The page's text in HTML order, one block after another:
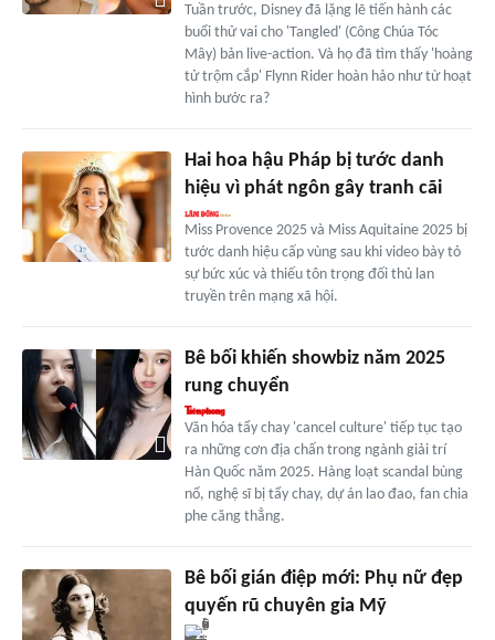
Tuần trước, Disney đã lặng lẽ tiến hành các
buổi thử vai cho 'Tangled' (Công Chúa Tóc
Mây) bản live-action. Và họ đã tìm thấy 'hoàng
tử trộm cắp' Flynn Rider hoàn hảo như từ hoạt
hình bước ra?
Hai hoa hậu Pháp bị tước danh
hiệu vì phát ngôn gây tranh cãi
Miss Provence 2025 và Miss Aquitaine 2025 bị
tước danh hiệu cấp vùng sau khi video bày tỏ
sự bức xúc và thiếu tôn trọng đối thủ lan
truyền trên mạng xã hội.
Bê bối khiến showbiz năm 2025
rung chuyển
Văn hóa tẩy chay 'cancel culture' tiếp tục tạo
ra những cơn địa chấn trong ngành giải trí
Hàn Quốc năm 2025. Hàng loạt scandal bùng
nổ, nghệ sĩ bị tẩy chay, dự án lao đao, fan chia
phe căng thẳng.
Bê bối gián điệp mới: Phụ nữ đẹp
quyến rũ chuyên gia Mỹ